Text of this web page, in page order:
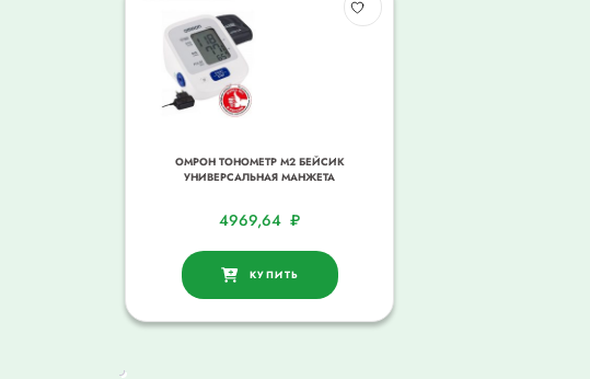
ОМРОН ТОНОМЕТР М2 БЕЙСИК
УНИВЕРСАЛЬНАЯ МАНЖЕТА
4969,64₽
КУПИТЬ